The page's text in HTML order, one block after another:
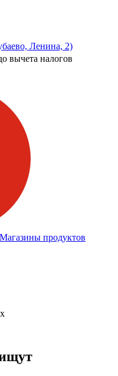
Ленина, 2)
вычета налогов
продуктов